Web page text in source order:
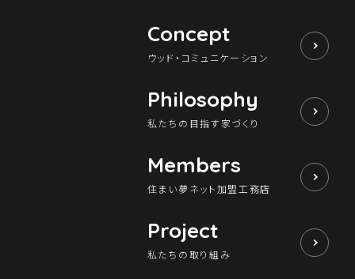
Concept
ウッド・コミュニケーション
Philosophy
私たちの目指す家づくり
Members
住まい夢ネット加盟工務店
Project
私たちの取り組み